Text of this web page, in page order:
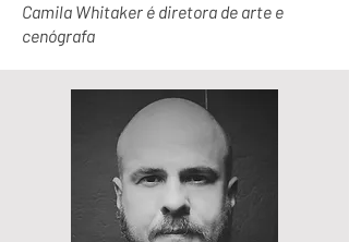
Camila Whitaker é diretora de arte e
cenógrafa